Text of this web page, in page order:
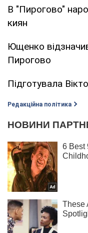
В "Пирогово"
киян
Ющенко
Пирогово
Підготувала
Редакційна політика